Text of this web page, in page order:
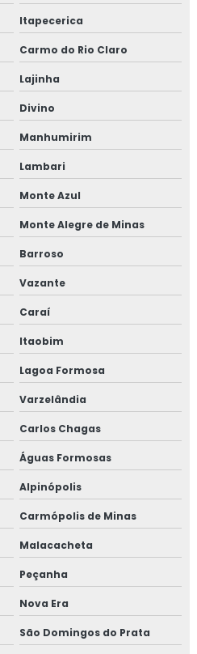
Itapecerica
Carmo do Rio Claro
Lajinha
Divino
Manhumirim
Lambari
Monte Azul
Monte Alegre de Minas
Barroso
Vazante
Caraí
Itaobim
Lagoa Formosa
Varzelândia
Carlos Chagas
Águas Formosas
Alpinópolis
Carmópolis de Minas
Malacacheta
Peçanha
Nova Era
São Domingos do Prata